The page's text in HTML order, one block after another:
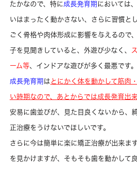
たかなので、特に成長発育期 においては
いはまったく動かさない、さらに習慣と
ごく骨格や肉体形成に影響を与えるので
子を見聞きしていると、外遊び少なく、
ーム等、インドアな遊びが多く最悪です。
成長発育期 は とにかく体を動かして筋肉
い時期なので、 あとからでは成長発育出
安易に歯並びが、見た目良くないから、
正治療をうけないでほしいです。
さらに今は簡単に楽に矯正治療が出来ま
を見かけますが、そもそも歯を動かして